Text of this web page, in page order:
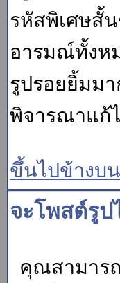
รหัสพิเศษสั้
อารมณ์ทั้งห
รูปรอยยิ้มมา
พิจารณาแก้
ขึ้นไปข้างบน
จะโพสต์รูป
คุณสามาร